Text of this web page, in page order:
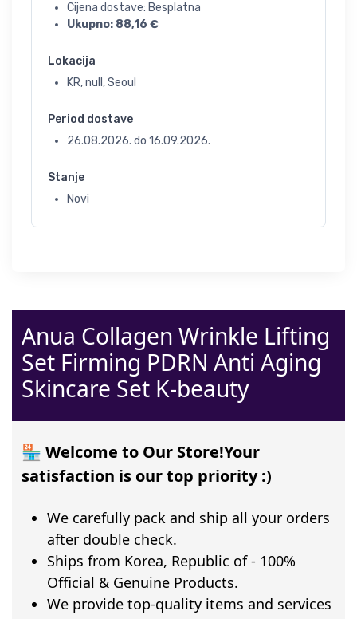
Cijena dostave: Besplatna
Ukupno: 88,16 €
Lokacija
KR, null, Seoul
Period dostave
26.08.2026. do 16.09.2026.
Stanje
Novi